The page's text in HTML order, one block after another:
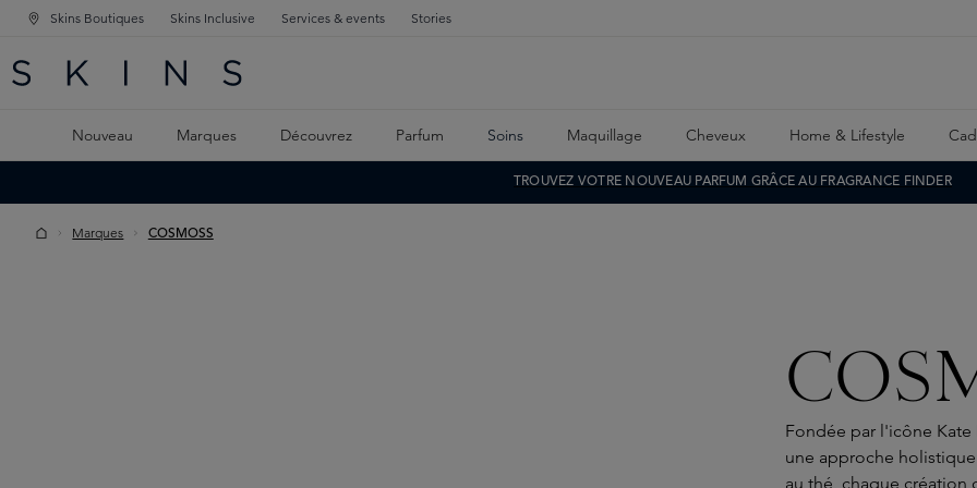
PRINCIPALE
CONTENU PRINCIPAL
Skins Boutiques Skins Inclusive Services & events Stories
Nouveau Marques Découvrez Parfum Soins Maquillage Cheveux Home & Lifestyle
TROUVEZ VOTRE NOUVEAU PARFUM GRÂCE AU FRAGRANCE FINDER
Marques COSMOSS
Fondée par l'icône Kate
une approche
au thé, chaque création